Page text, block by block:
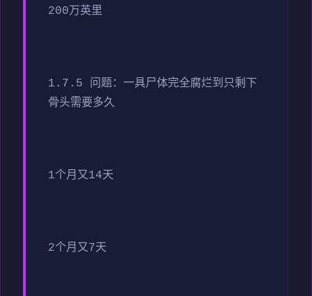
200万英里
1.7.5 问题：一具尸体完全腐烂到只剩下
骨头需要多久
1个月又14天
2个月又7天